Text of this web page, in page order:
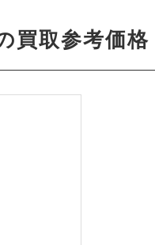
買取参考価格